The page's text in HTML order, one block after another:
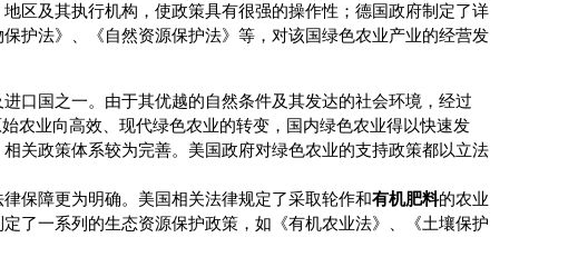
区及其执行机构，使政策具有很强的操作性；德国政府制定了详
护法》、《自然资源保护法》等，对该国绿色农业产业的经营发
口国之一。由于其优越的自然条件及其发达的社会环境，经过
农业向高效、现代绿色农业的转变，国内绿色农业得以快速发
关政策体系较为完善。美国政府对绿色农业的支持政策都以立法
保障更为明确。美国相关法律规定了采取轮作和有机肥料的农业
了一系列的生态资源保护政策，如《有机农业法》、《土壤保护